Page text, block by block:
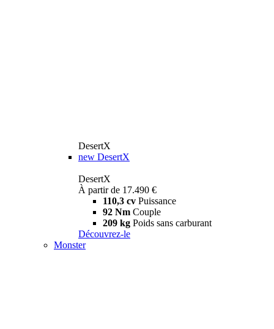
DesertX
new DesertX
DesertX
À partir de 17.490 €
110,3 cv Puissance
92 Nm Couple
209 kg Poids sans carburant
Découvrez-le
Monster